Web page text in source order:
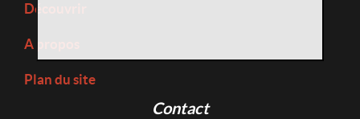
Découvrir
A propos
Plan du site
Contact